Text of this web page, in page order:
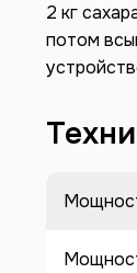
2 кг
потом